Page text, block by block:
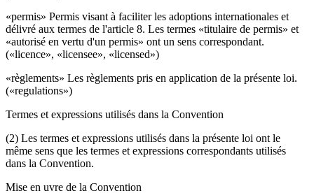
«permis» Permis visant à faciliter les adoptions internationales et
délivré aux termes de l'article 8. Les termes «titulaire de permis» et
«autorisé en vertu d'un permis» ont un sens correspondant.
(«licence», «licensee», «licensed»)
«règlements» Les règlements pris en application de la présente loi.
(«regulations»)
Termes et expressions utilisés dans la Convention
(2) Les termes et expressions utilisés dans la présente loi ont le
même sens que les termes et expressions correspondants utilisés
dans la Convention.
Mise en uvre de la Convention